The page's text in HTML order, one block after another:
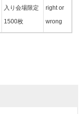
入り会場限定
1500枚
right or
wrong